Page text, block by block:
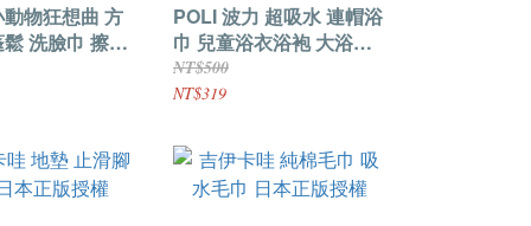
物狂想曲 方
洗臉巾 擦手
POLI 波力 超吸水 連帽浴
巾 兒童浴衣浴袍 大浴巾
韓國正版授權 G230
NT$500
NT$319